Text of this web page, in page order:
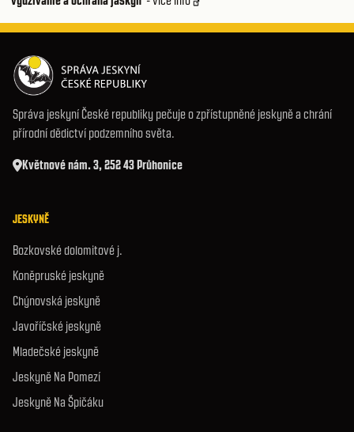
Správa jeskyní České republiky pečuje o zpřístupněné jeskyně a chrání
přírodní dědictví podzemního světa.
Květnové nám. 3, 252 43 Průhonice
JESKYNĚ
Bozkovské dolomitové j.
Koněpruské jeskyně
Chýnovská jeskyně
Javoříčské jeskyně
Mladečské jeskyně
Jeskyně Na Pomezí
Jeskyně Na Špičáku